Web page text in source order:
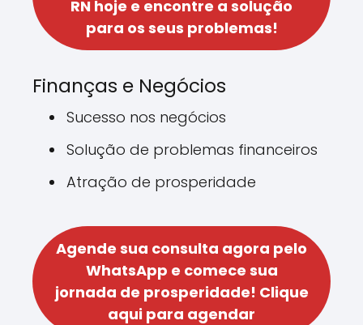
RN hoje e encontre a solução
para os seus problemas!
Finanças e Negócios
Sucesso nos negócios
Solução de problemas financeiros
Atração de prosperidade
Agende sua consulta agora pelo
WhatsApp e comece sua
jornada de prosperidade! Clique
aqui para agendar